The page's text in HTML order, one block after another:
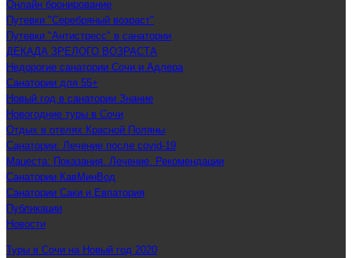
Онлайн бронирование
Путевки "Серебряный возраст"
Путевки "Антистресс" в санатории
ДЕКАДА ЗРЕЛОГО ВОЗРАСТА
Недорогие санатории Сочи и Адлера
Санатории для 55+
Новый год в санатории Знание
Новогодние туры в Сочи
Отдых в отелях Красной Поляны
Санатории: Лечение после covid-19
Мацеста: Показания. Лечение. Рекомендации
Санатории КавМинВод
Санатории Саки и Евпатория
Публикации
Новости
Туры в Сочи на Новый год 2020